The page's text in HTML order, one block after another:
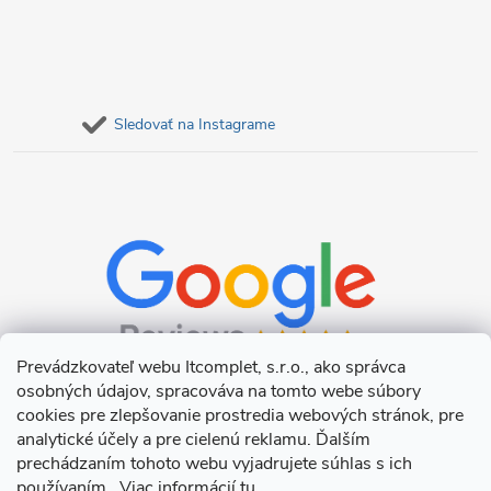
Prevádzkovateľ webu Itcomplet, s.r.o., ako správca
osobných údajov, spracováva na tomto webe súbory
cookies pre zlepšovanie prostredia webových stránok, pre
analytické účely a pre cielenú reklamu. Ďalším
prechádzaním tohoto webu vyjadrujete súhlas s ich
Sledovať na Instagrame